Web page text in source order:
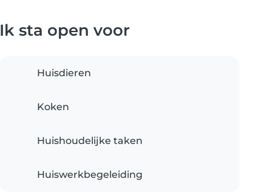
Ik sta open voor
Huisdieren
Koken
Huishoudelijke taken
Huiswerkbegeleiding